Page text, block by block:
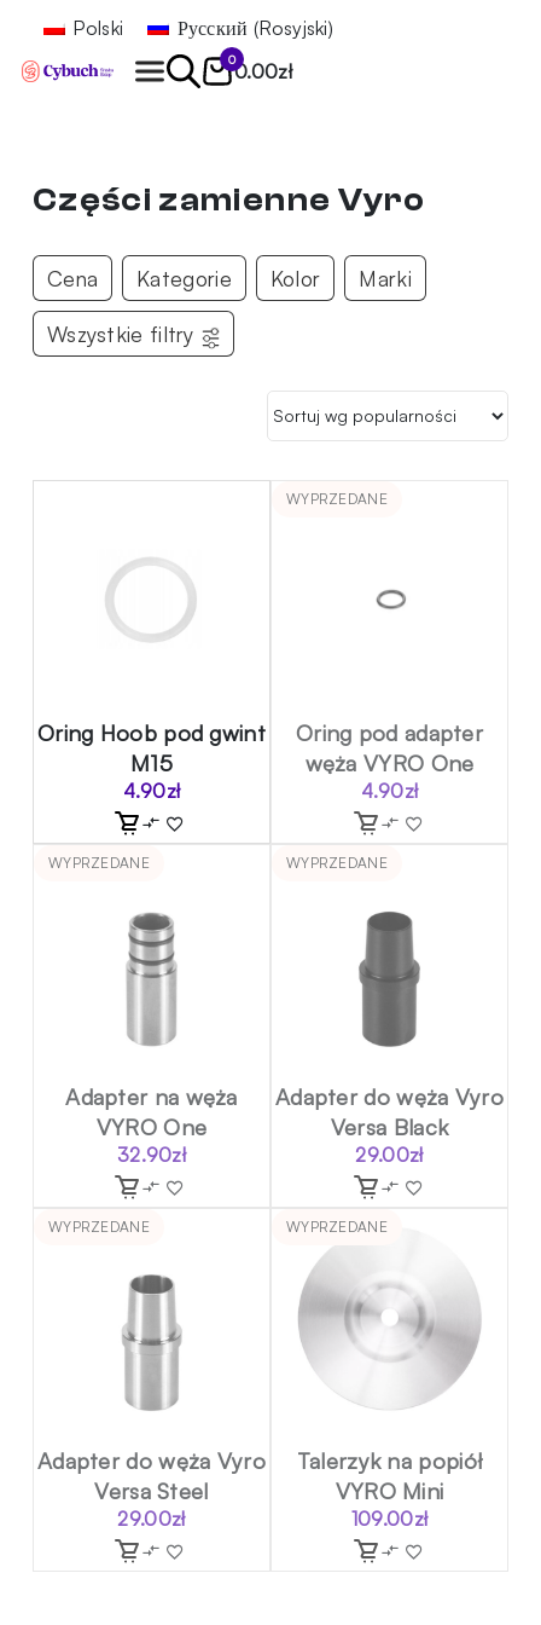
Polski Русский (Rosyjski)
0
0.00zł
Części zamienne Vyro
Cena Kategorie Kolor Marki
Wszystkie filtry
Oring Hoob pod gwint
M15
4.90zł
WYPRZEDANE
Oring pod adapter
węża VYRO One
4.90zł
WYPRZEDANE
Adapter na węża
VYRO One
32.90zł
WYPRZEDANE
Adapter do węża Vyro
Versa Black
29.00zł
WYPRZEDANE
Adapter do węża Vyro
Versa Steel
29.00zł
WYPRZEDANE
Talerzyk na popiół
VYRO Mini
109.00zł